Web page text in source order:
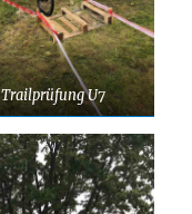
Trailprüfung U7